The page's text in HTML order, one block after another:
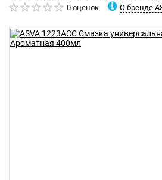
0 оценок О бренде